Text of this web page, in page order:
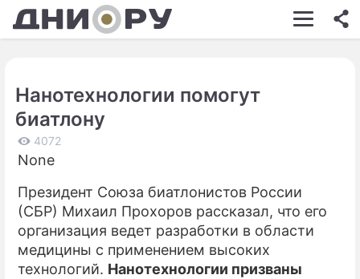
ШОУ-БИЗНЕС
КИНО
ЭКОНОМИКА
ПРОИСШЕСТВИЯ
Нанотехнологии помогут
биатлону
4072
None
Президент Союза биатлонистов России
(СБР) Михаил Прохоров рассказал, что его
организация ведет разработки в области
медицины с применением высоких
технологий. Нанотехнологии призваны